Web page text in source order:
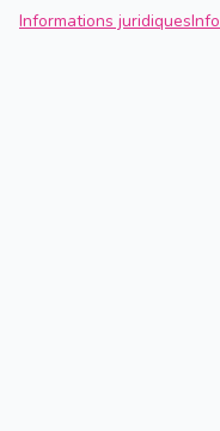
Informations juridiques